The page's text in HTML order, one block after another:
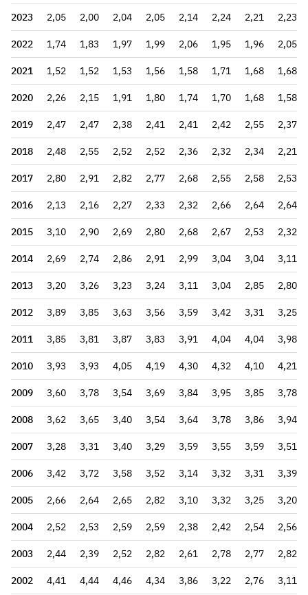
2023 2,05 2,00 2,04 2,05 2,14 2,24 2,21 2,23
2022 1,74 1,83 1,97 1,99 2,06 1,95 1,96 2,05
2021 1,52 1,52 1,53 1,56 1,58 1,71 1,68 1,68
2020 2,26 2,15 1,91 1,80 1,74 1,70 1,68 1,58
2019 2,47 2,47 2,38 2,41 2,41 2,42 2,55 2,37
2018 2,48 2,55 2,52 2,52 2,36 2,32 2,34 2,21
2017 2,80 2,91 2,82 2,77 2,68 2,55 2,58 2,53
2016 2,13 2,16 2,27 2,33 2,32 2,66 2,64 2,64
2015 3,10 2,90 2,69 2,80 2,68 2,67 2,53 2,32
2014 2,69 2,74 2,86 2,91 2,99 3,04 3,04 3,11
2013 3,20 3,26 3,23 3,24 3,11 3,04 2,85 2,80
2012 3,89 3,85 3,63 3,56 3,59 3,42 3,31 3,25
2011 3,85 3,81 3,87 3,83 3,91 4,04 4,04 3,98
2010 3,93 3,93 4,05 4,19 4,30 4,32 4,10 4,21
2009 3,60 3,78 3,54 3,69 3,84 3,95 3,85 3,78
2008 3,62 3,65 3,40 3,54 3,64 3,78 3,86 3,94
2007 3,28 3,31 3,40 3,29 3,59 3,55 3,59 3,51
2006 3,42 3,72 3,58 3,52 3,14 3,32 3,31 3,39
2005 2,66 2,64 2,65 2,82 3,10 3,32 3,25 3,20
2004 2,52 2,53 2,59 2,59 2,38 2,42 2,54 2,56
2003 2,44 2,39 2,52 2,82 2,61 2,78 2,77 2,82
2002 4,41 4,44 4,46 4,34 3,86 3,22 2,76 3,11